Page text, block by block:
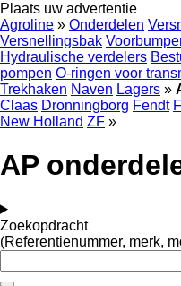
Plaats uw advertentie
Agroline » Onderdelen
Versnellingsbak
Hydraulische verdelers
pompen O-ringen voor
Trekhaken Naven Lagers »
Claas Dronningborg Fendt
New Holland ZF »
AP
Zoekopdracht
(Referentienummer, merk,